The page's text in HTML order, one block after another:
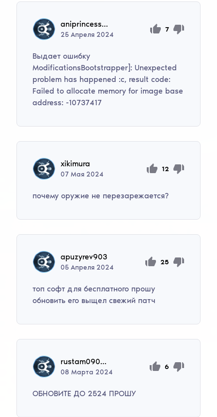
aniprincess2034
25Апреля 2024
7
Выдает ошибку
ModificationsBootstrapper]: Unexpected
problem has happened :c, result code:
Failed to allocate memory for image base
address: -10737417
xikimura
07Мая 2024
12
почему оружие не перезарежается?
apuzyrev903
05Апреля 2024
25
топ софт для бесплатного прошу
обновить его выщел свежий патч
rustam0909p
08Марта 2024
6
ОБНОВИТЕ ДО 2524 ПРОШУ